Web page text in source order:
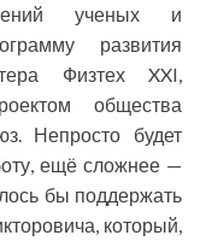
ученых и
развития
Физтех XXI,
общества
Непросто будет
ещё сложнее —
бы поддержать
который,